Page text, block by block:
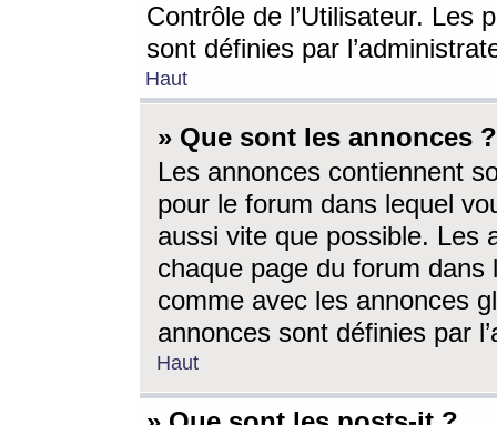
Contrôle de l’Utilisateur. Les
sont définies par
Haut
» Que sont les annonces ?
Les annonces contiennent
pour le forum dans lequel
aussi vite que possible. Les
chaque page du forum dans
comme avec les annonces
annonces sont définies par
Haut